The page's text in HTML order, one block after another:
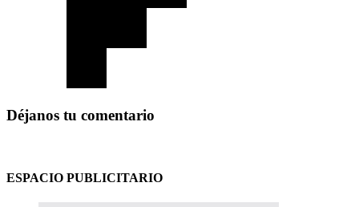
Déjanos tu comentario
ESPACIO PUBLICITARIO